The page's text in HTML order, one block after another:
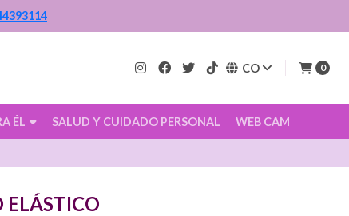
CO 0
ÉL SALUD Y CUIDADO PERSONAL WEB CAM
ELÁSTICO